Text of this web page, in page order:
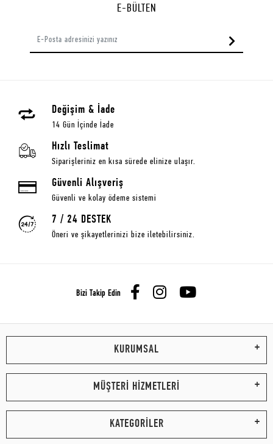
E-BÜLTEN
Değişim & İade
14 Gün İçinde İade
Hızlı Teslimat
Siparişleriniz en kısa sürede elinize ulaşır.
Güvenli Alışveriş
Güvenli ve kolay ödeme sistemi
7 / 24 DESTEK
Öneri ve şikayetlerinizi bize iletebilirsiniz.
Bizi Takip Edin
KURUMSAL
MÜŞTERİ HİZMETLERİ
KATEGORİLER